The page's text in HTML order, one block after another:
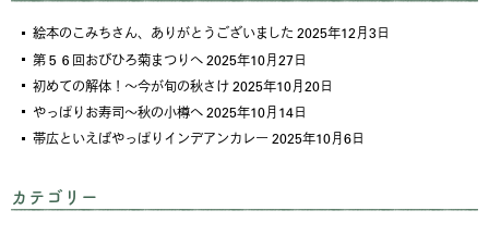
絵本のこみちさん、ありがとうございました 2025年12月3日
第５６回おびひろ菊まつりへ2025年10月27日
初めての解体！～今が旬の秋さけ2025年10月20日
やっぱりお寿司～秋の小樽へ2025年10月14日
帯広といえばやっぱりインデアンカレー2025年10月6日
カテゴリー